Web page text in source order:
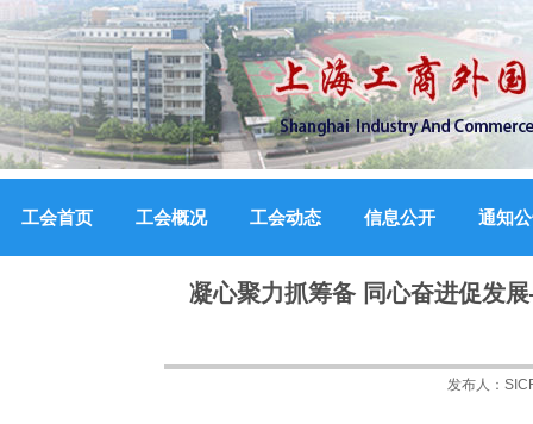
工会首页 工会概况 工会动态 信息公开 通知
凝心聚力抓筹备 同心奋进促发
发布人：